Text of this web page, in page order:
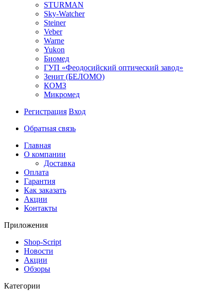
STURMAN
Sky-Watcher
Steiner
Veber
Warne
Yukon
Биомед
ГУП «Феодосийский оптический завод»
Зенит (БЕЛОМО)
КОМЗ
Микромед
Регистрация Вход
Обратная связь
Главная
О компании
Доставка
Оплата
Гарантия
Как заказать
Акции
Контакты
Приложения
Shop-Script
Новости
Акции
Обзоры
Категории